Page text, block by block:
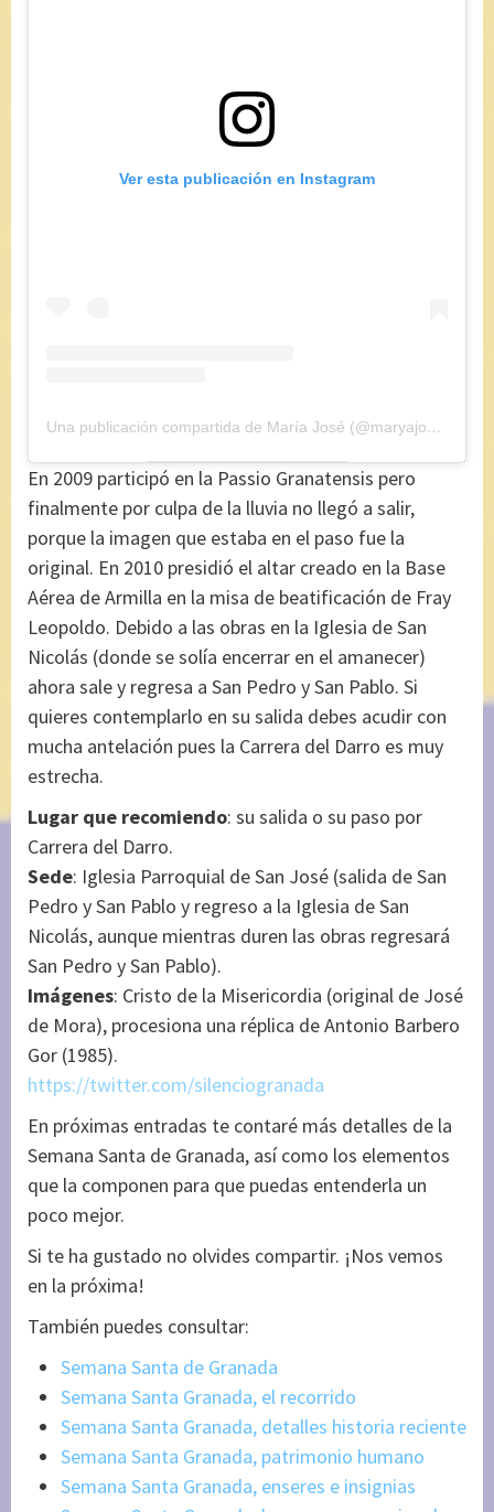
Ver esta publicación en Instagram
Una publicación compartida de María José (@maryajosess)
En 2009 participó en la Passio Granatensis pero
finalmente por culpa de la lluvia no llegó a salir,
porque la imagen que estaba en el paso fue la
original. En 2010 presidió el altar creado en la Base
Aérea de Armilla en la misa de beatificación de Fray
Leopoldo. Debido a las obras en la Iglesia de San
Nicolás (donde se solía encerrar en el amanecer)
ahora sale y regresa a San Pedro y San Pablo. Si
quieres contemplarlo en su salida debes acudir con
mucha antelación pues la Carrera del Darro es muy
estrecha.
Lugar que recomiendo: su salida o su paso por
Carrera del Darro.
Sede: Iglesia Parroquial de San José (salida de San
Pedro y San Pablo y regreso a la Iglesia de San
Nicolás, aunque mientras duren las obras regresará
San Pedro y San Pablo).
Imágenes: Cristo de la Misericordia (original de José
de Mora), procesiona una réplica de Antonio Barbero
Gor (1985).
https://twitter.com/silenciogranada
En próximas entradas te contaré más detalles de la
Semana Santa de Granada, así como los elementos
que la componen para que puedas entenderla un
poco mejor.
Si te ha gustado no olvides compartir. ¡Nos vemos
en la próxima!
También puedes consultar:
Semana Santa de Granada
Semana Santa Granada, el recorrido
Semana Santa Granada, detalles historia reciente
Semana Santa Granada, patrimonio humano
Semana Santa Granada, enseres e insignias